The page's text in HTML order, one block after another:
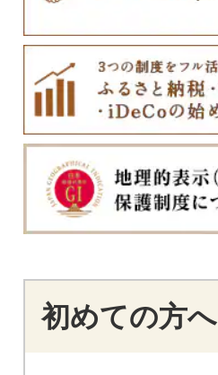
初めての方へ